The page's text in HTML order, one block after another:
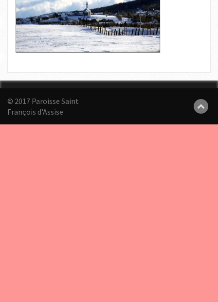
© 2017 Paroisse Saint
François d'Assise